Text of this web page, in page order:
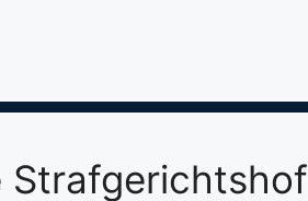
Strafgerichtshof